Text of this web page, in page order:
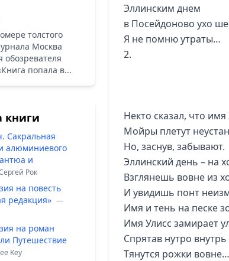
толстого
Москва
обозревателя
попала в...
книги
Сакральная
алюминиевого
и
Рок
на повесть
редакция» —
на роман
Путешествие
Key
Эллинским днем
в Посейдоново ухо
Я не помню утраты…
2.
Некто сказал, что
Мойры плетут
Но, заснув, забывают.
Эллинский день – на
Взглянешь вовне из
И увидишь понт
Имя и тень на песке
Имя Улисс замирает
Спрятав нутро
Тянутся рожки вовне…